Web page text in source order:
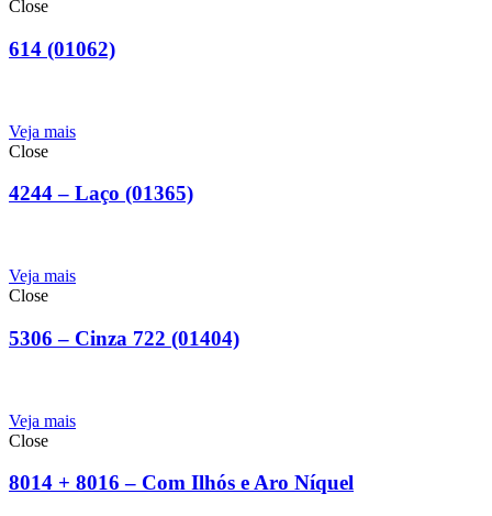
Close
614 (01062)
Veja mais
Close
4244 – Laço (01365)
Veja mais
Close
5306 – Cinza 722 (01404)
Veja mais
Close
8014 + 8016 – Com Ilhós e Aro Níquel